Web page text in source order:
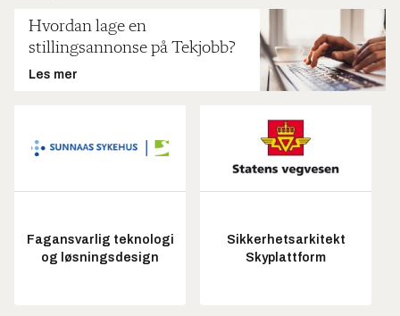
Hvordan lage en
stillingsannonse på Tekjobb?
Les mer
Fagansvarlig teknologi
og løsningsdesign
Sikkerhetsarkitekt
Skyplattform